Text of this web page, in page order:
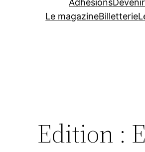
Adhésions
Le magazineBilletterie
Edition :